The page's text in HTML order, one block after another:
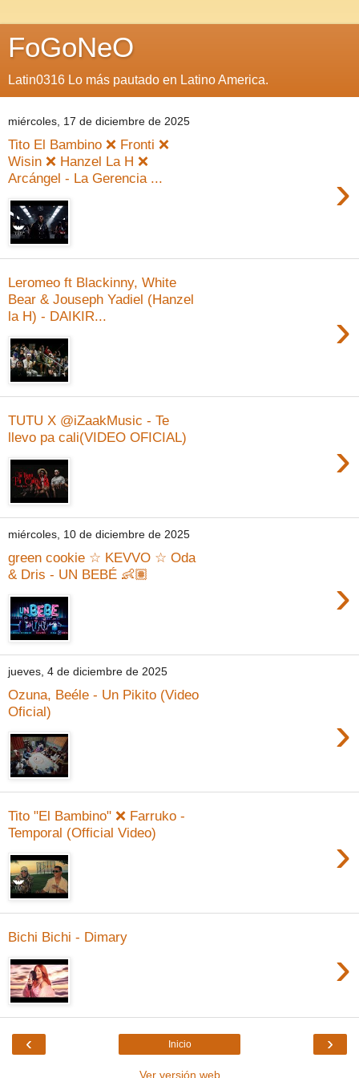
FoGoNeO
Latin0316 Lo más pautado en Latino America.
miércoles, 17 de diciembre de 2025
Tito El Bambino ❌ Fronti ❌
Wisin ❌ Hanzel La H ❌
Arcángel - La Gerencia ...
›
Leromeo ft Blackinny, White
Bear & Jouseph Yadiel (Hanzel
la H) - DAIKIR...
›
TUTU X @iZaakMusic - Te
llevo pa cali(VIDEO OFICIAL)
›
miércoles, 10 de diciembre de 2025
green cookie ☆ KEVVO ☆ Oda
& Dris - UN BEBÉ 👶🏽
›
jueves, 4 de diciembre de 2025
Ozuna, Beéle - Un Pikito (Video
Oficial)
›
Tito "El Bambino" ❌ Farruko -
Temporal (Official Video)
›
Bichi Bichi - Dimary
›
‹ ›
Inicio
Ver versión web